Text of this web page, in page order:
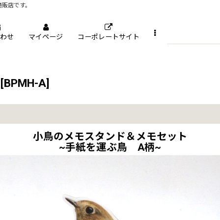
店です。
せ マイページ コーポレートサイト
[BPMH-A]
小鳥のメモスタンド＆メモセット
~手紙を運ぶ鳥 A柄~